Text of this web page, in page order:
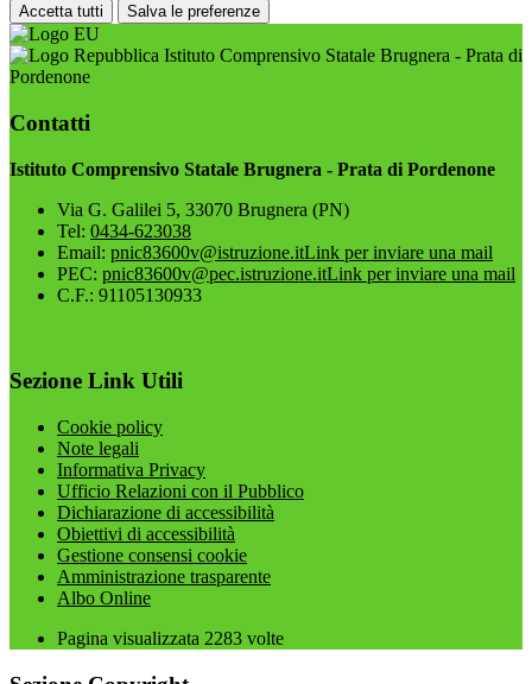
Accetta tutti Salva le preferenze
Istituto Comprensivo Statale Brugnera - Prata di
Pordenone
Contatti
Istituto Comprensivo Statale Brugnera - Prata di Pordenone
Via G. Galilei 5, 33070 Brugnera (PN)
Tel: 0434-623038
Email: pnic83600v@istruzione.itLink per inviare una mail
PEC: pnic83600v@pec.istruzione.itLink per inviare una mail
C.F.: 91105130933
Sezione Link Utili
Cookie policy
Note legali
Informativa Privacy
Ufficio Relazioni con il Pubblico
Dichiarazione di accessibilità
Obiettivi di accessibilità
Gestione consensi cookie
Amministrazione trasparente
Albo Online
Pagina visualizzata 2283 volte